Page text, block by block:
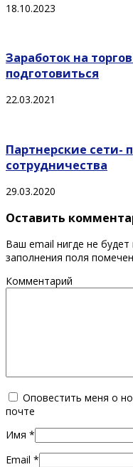
18.10.2023
Заработок на
подготовиться
22.03.2021
Партнерские сети-
сотрудничества
29.03.2020
Оставить
Ваш email нигде не
заполнения поля
Комментарий
Оповестить меня о
почте
Имя *
Email *